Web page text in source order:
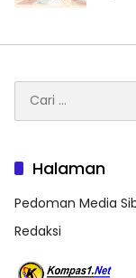
untuk:
Halaman
Pedoman Media
Redaksi